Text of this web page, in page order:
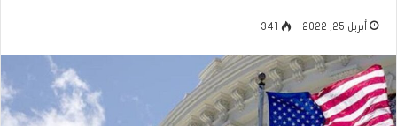
أبريل 25, 2022 341